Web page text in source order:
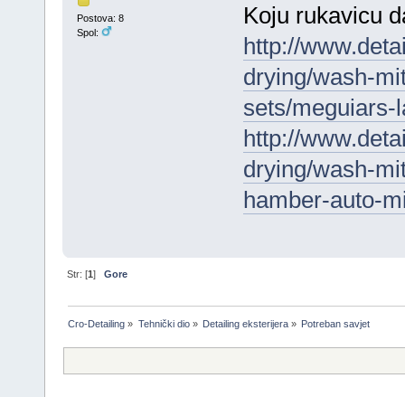
Postova: 8
Spol:
Koju rukavicu
http://
drying/wash-
sets/
http://
drying/wash-
hamber-auto-
Str: [1]Gore
Cro-Detailing » Tehnički dio» Detailing eksterijera» Potreban savjet